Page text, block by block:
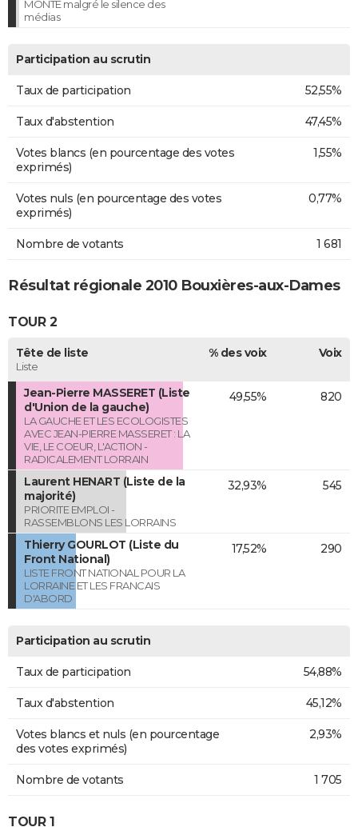
MONTE malgré le silence des
médias
Participation au scrutin
Taux de participation 52,55%
Taux d'abstention 47,45%
Votes blancs (en pourcentage des votes
exprimés)
1,55%
Votes nuls (en pourcentage des votes
exprimés)
0,77%
Nombre de votants 1 681
Résultat régionale 2010 Bouxières-aux-Dames
TOUR 2
Tête de liste
Liste
% des voix Voix
Jean-Pierre MASSERET (Liste
d'Union de la gauche)
LA GAUCHE ET LES ECOLOGISTES
AVEC JEAN-PIERRE MASSERET : LA
VIE, LE COEUR, L'ACTION -
RADICALEMENT LORRAIN
49,55% 820
Laurent HENART (Liste de la
majorité)
PRIORITE EMPLOI -
RASSEMBLONS LES LORRAINS
32,93% 545
Thierry GOURLOT (Liste du
Front National)
LISTE FRONT NATIONAL POUR LA
LORRAINE ET LES FRANCAIS
D'ABORD
17,52% 290
Participation au scrutin
Taux de participation 54,88%
Taux d'abstention 45,12%
Votes blancs et nuls (en pourcentage
des votes exprimés)
2,93%
Nombre de votants 1 705
TOUR 1